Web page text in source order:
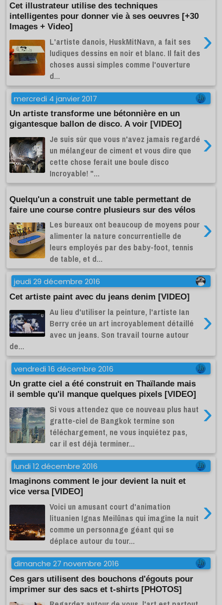
Cet illustrateur utilise des techniques
intelligentes pour donner vie à ses oeuvres [+30
Images + Video]
›
L'artiste danois, HuskMitNavn, a fait ses
ludiques dessins en noir et blanc. Il fait des
choses aussi simples comme l'ouverture
d...
mercredi 4 janvier 2017
Un artiste transforme une bétonnière en un
gigantesque ballon de disco. A voir [VIDEO]
›
Je suis sûr que vous n'avez jamais regardé
un mélangeur de ciment et vous dire que
cette chose ferait une boule disco
Incroyable! "...
Quelqu'un a construit une table permettant de
faire une course contre plusieurs sur des vélos
›
Les bureaux ont beaucoup de moyens pour
alimenter la nature concurrentielle de
leurs employés par des baby-foot, tennis
de table, et d...
jeudi 29 décembre 2016
Cet artiste paint avec du jeans denim [VIDEO]
›
Au lieu d'utiliser la peinture, l'artiste Ian
Berry crée un art incroyablement détaillé
avec un jeans. Son travail tourne autour
de...
vendredi 16 décembre 2016
Un gratte ciel a été construit en Thaïlande mais
il semble qu'il manque quelques pixels [VIDEO]
›
Si vous attendez que ce nouveau plus haut
gratte-ciel de Bangkok termine son
téléchargement, ne vous inquiétez pas,
car il est déjà terminer...
lundi 12 décembre 2016
Imaginons comment le jour devient la nuit et
vice versa [VIDEO]
›
Voici un amusant court d'animation
lituanien Ignas Meilūnas qui imagine la nuit
comme un personnage géant qui se
déplace autour du tour...
dimanche 27 novembre 2016
Ces gars utilisent des bouchons d'égouts pour
imprimer sur des sacs et t-shirts [PHOTOS]